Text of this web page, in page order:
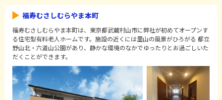
福寿むさしむらやま本町
福寿むさしむらやま本町は、東京都武蔵村山市に弊社が初めてオープンす
る住宅型有料老人ホームです。施設の近くには里山の風景がひろがる 都立
野山北・六道山公園があり、静かな環境のなかでゆったりとお過ごしいた
だくことができます。